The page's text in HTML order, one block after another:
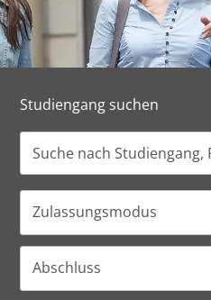
Studiengang suchen
Zulassungsmodus
Abschluss